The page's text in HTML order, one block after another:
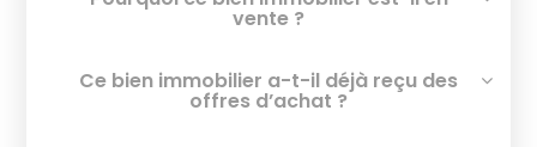
vente ?
Ce bien immobilier a-t-il déjà reçu des
offres d’achat ?